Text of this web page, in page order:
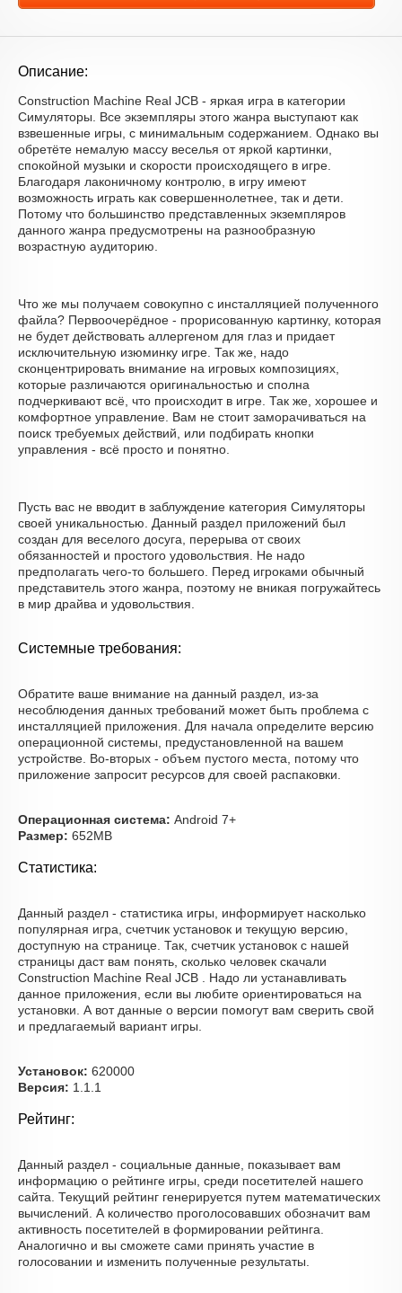
Описание:
Construction Machine Real JCB - яркая игра в категории
Симуляторы. Все экземпляры этого жанра выступают как
взвешенные игры, с минимальным содержанием. Однако вы
обретёте немалую массу веселья от яркой картинки,
спокойной музыки и скорости происходящего в игре.
Благодаря лаконичному контролю, в игру имеют
возможность играть как совершеннолетнее, так и дети.
Потому что большинство представленных экземпляров
данного жанра предусмотрены на разнообразную
возрастную аудиторию.
Что же мы получаем совокупно с инсталляцией полученного
файла? Первоочерёдное - прорисованную картинку, которая
не будет действовать аллергеном для глаз и придает
исключительную изюминку игре. Так же, надо
сконцентрировать внимание на игровых композициях,
которые различаются оригинальностью и сполна
подчеркивают всё, что происходит в игре. Так же, хорошее и
комфортное управление. Вам не стоит заморачиваться на
поиск требуемых действий, или подбирать кнопки
управления - всё просто и понятно.
Пусть вас не вводит в заблуждение категория Симуляторы
своей уникальностью. Данный раздел приложений был
создан для веселого досуга, перерыва от своих
обязанностей и простого удовольствия. Не надо
предполагать чего-то большего. Перед игроками обычный
представитель этого жанра, поэтому не вникая погружайтесь
в мир драйва и удовольствия.
Системные требования:
Обратите ваше внимание на данный раздел, из-за
несоблюдения данных требований может быть проблема с
инсталляцией приложения. Для начала определите версию
операционной системы, предустановленной на вашем
устройстве. Во-вторых - объем пустого места, потому что
приложение запросит ресурсов для своей распаковки.
Операционная система: Android 7+
Размер: 652MB
Статистика:
Данный раздел - статистика игры, информирует насколько
популярная игра, счетчик установок и текущую версию,
доступную на странице. Так, счетчик установок с нашей
страницы даст вам понять, сколько человек скачали
Construction Machine Real JCB . Надо ли устанавливать
данное приложения, если вы любите ориентироваться на
установки. А вот данные о версии помогут вам сверить свой
и предлагаемый вариант игры.
Установок: 620000
Версия: 1.1.1
Рейтинг:
Данный раздел - социальные данные, показывает вам
информацию о рейтинге игры, среди посетителей нашего
сайта. Текущий рейтинг генерируется путем математических
вычислений. А количество проголосовавших обозначит вам
активность посетителей в формировании рейтинга.
Аналогично и вы сможете сами принять участие в
голосовании и изменить полученные результаты.